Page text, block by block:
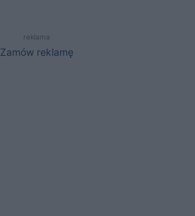
reklama
Zamów reklamę